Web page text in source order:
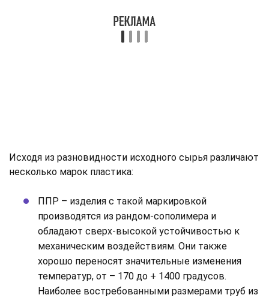
Исходя из разновидности исходного сырья различают
несколько марок пластика:
ППР – изделия с такой маркировкой
производятся из рандом-сополимера и
обладают сверх-высокой устойчивостью к
механическим воздействиям. Они также
хорошо переносят значительные изменения
температур, от – 170 до + 1400 градусов.
Наиболее востребованными размерами труб из